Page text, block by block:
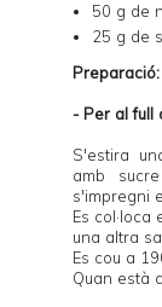
50 g de
25 g de
Preparació:
- Per al full
S'estira
amb
s'impregni
Es
una altra
Es cou a
Quan està